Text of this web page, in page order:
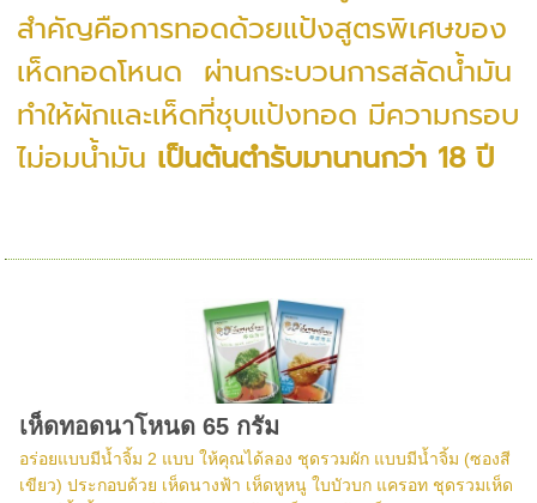
สำคัญคือการทอดด้วยแป้งสูตรพิเศษของ
เห็ดทอดโหนด ผ่านกระบวนการสลัดน้ำมัน
ทำให้ผักและเห็ดที่ชุบแป้งทอด มีความกรอบ
ไม่อมน้ำมัน เป็นต้นตำรับมานานกว่า 18 ปี
เห็ดทอดนาโหนด 65 กรัม
อร่อยแบบมีน้ำจิ้ม 2 แบบ ให้คุณได้ลอง ชุดรวมผัก แบบมีน้ำจิ้ม (ซองสี
เขียว) ประกอบด้วย เห็ดนางฟ้า เห็ดหูหนู ใบบัวบก แครอท ชุดรวมเห็ด